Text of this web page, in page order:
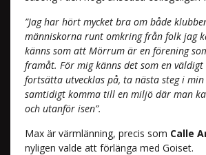
”Jag har hört mycket bra om både
människorna runt omkring från folk jag
känns som att Mörrum är en förening
framåt. För mig känns det som en
fortsätta utvecklas på, ta nästa steg i min
samtidigt komma till en miljö där man
och utanför isen”.
Max är värmlänning, precis som Calle
nyligen valde att förlänga med Goiset.